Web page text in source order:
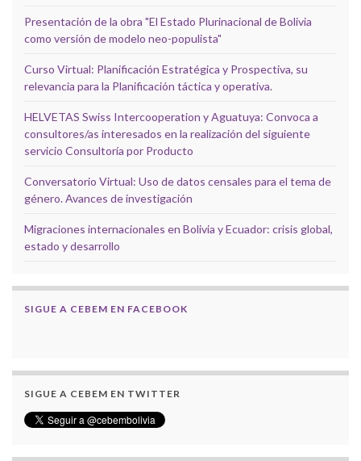
Presentación de la obra "El Estado Plurinacional de Bolivia
como versión de modelo neo-populista"
Curso Virtual: Planificación Estratégica y Prospectiva, su
relevancia para la Planificación táctica y operativa.
HELVETAS Swiss Intercooperation y Aguatuya: Convoca a
consultores/as interesados en la realización del siguiente
servicio Consultoría por Producto
Conversatorio Virtual: Uso de datos censales para el tema de
género. Avances de investigación
Migraciones internacionales en Bolivia y Ecuador: crisis global,
estado y desarrollo
SIGUE A CEBEM EN FACEBOOK
SIGUE A CEBEM EN TWITTER